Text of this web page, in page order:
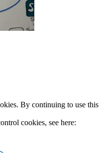
By continuing to use this
cookies, see here: